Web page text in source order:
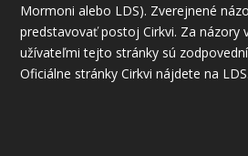
Mormoni alebo LDS). Zverejnené
predstavovať postoj Cirkvi. Za názory
užívateľmi tejto stránky sú
Oficiálne stránky Cirkvi nájdete na